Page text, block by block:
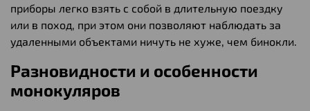
приборы легко взять с собой в длительную поездку
или в поход, при этом они позволяют наблюдать за
удаленными объектами ничуть не хуже, чем бинокли.
Разновидности и особенности
монокуляров